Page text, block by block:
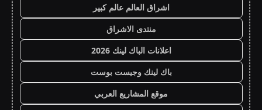
اشراق العالم عالم كبير
منتدى الاشراق
اعلانات الباك لينك 2026
باك لينك وجيست بوست
موقع المشاريع العربي